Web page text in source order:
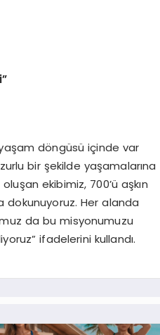
yaşam döngüsü içinde var
bir şekilde yaşamalarına
ekibimiz, 700’ü aşkın
dokunuyoruz. Her alanda
da bu misyonumuzu
ifadelerini kullandı.